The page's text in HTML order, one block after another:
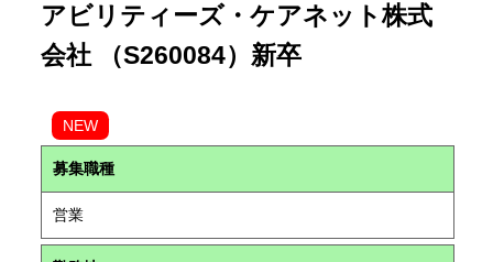
アビリティーズ・ケアネット株式
会社 （S260084）新卒
NEW
募集職種
営業